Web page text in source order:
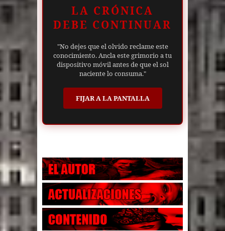
LA CRÓNICA
DEBE CONTINUAR
"No dejes que el olvido reclame este
conocimiento. Ancla este grimorio a tu
dispositivo móvil antes de que el sol
naciente lo consuma."
FIJAR A LA PANTALLA